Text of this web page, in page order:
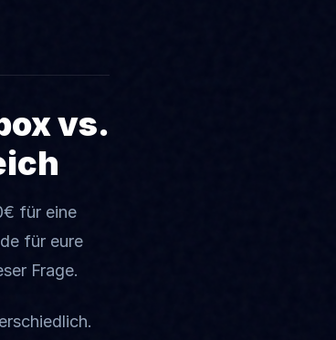
vs.
für eine
für eure
Frage.